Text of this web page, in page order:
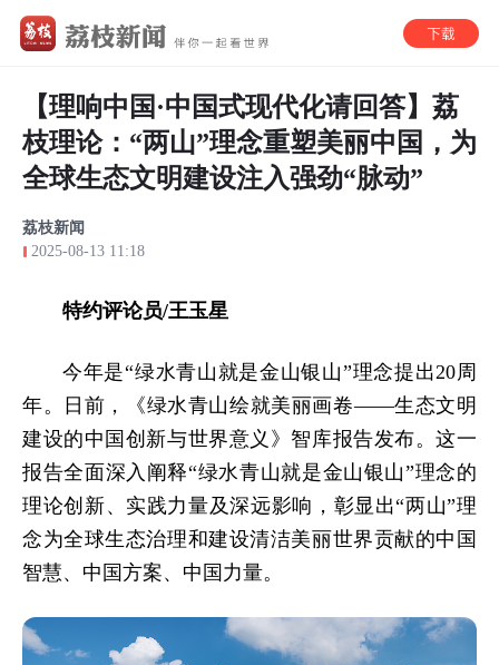
【理响中国·中国式现代化请回答】荔
枝理论：“两山”理念重塑美丽中国，为
全球生态文明建设注入强劲“脉动”
荔枝新闻
2025-08-13 11:18
特约评论员/王玉星
今年是“绿水青山就是金山银山”理念提出20周
年。日前，《绿水青山绘就美丽画卷——生态文明
建设的中国创新与世界意义》智库报告发布。这一
报告全面深入阐释“绿水青山就是金山银山”理念的
理论创新、实践力量及深远影响，彰显出“两山”理
念为全球生态治理和建设清洁美丽世界贡献的中国
智慧、中国方案、中国力量。